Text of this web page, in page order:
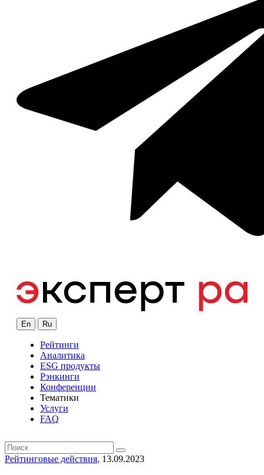
En Ru
Рейтинги
Аналитика
ESG продукты
Рэнкинги
Конференции
Тематики
Услуги
FAQ
Рейтинговые действия, 13.09.2023